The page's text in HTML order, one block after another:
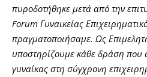
πυροδοτήθηκε μετά από την
Forum Γυναικείας
πραγματοποιήσαμε. Ως
υποστηρίζουμε κάθε δράση που
γυναίκας στη σύγχρονη